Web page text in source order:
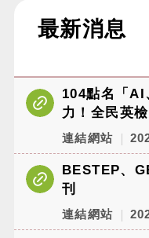
最新消息
104點名「AI
力！全民英
歷
連結網站
BESTEP、
刊
連結網站